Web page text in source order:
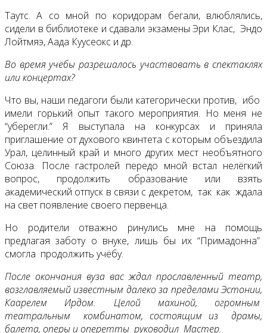
Таутс. А со мной по коридорам бегали, влюблялись,
сидели в библиотеке и сдавали экзамены Эри Клас, Эндо
Лойтмяэ, Аада Куусеокс и др.
Во время учёбы разрешалось участвовать в спектаклях
или концертах?
Что вы, наши педагоги были категорически против, ибо
имели горький опыт такого мероприятия. Но меня не
“уберегли.” Я выступала на конкурсах и приняла
приглашение от духового квинтета с которым объездила
Урал, целинный край и много других мест необъятного
Союза. После гастролей передо мной встал нелёгкий
вопрос, продолжить образование или взять
академический отпуск в связи с декретом, так как ждала
на свет появление своего первенца.
Но родители отважно ринулись мне на помощь
предлагая заботу о внуке, лишь бы их “Примадонна”
смогла продолжить учёбу.
После окончания вуза вас ждал прославленный театр,
возглавляемый известным далеко за пределами Эстонии,
Каарелем Ирдом. Целой махиной, огромным
театральным комбинатом, состоящим из драмы,
балета, оперы и оперетты руководил Мастер.